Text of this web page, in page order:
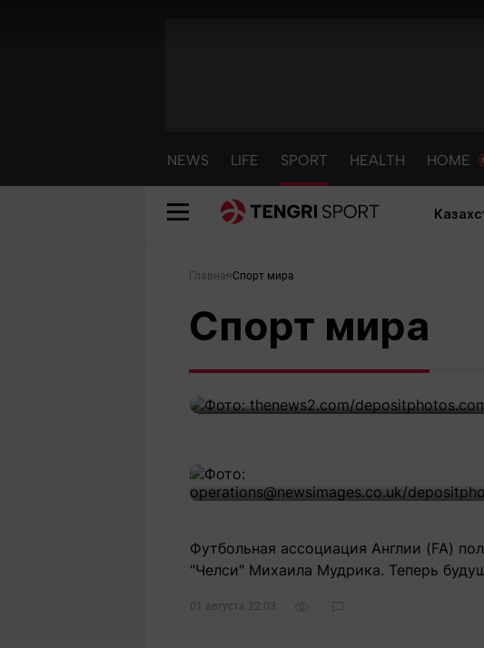
NEWS LIFE SPORT HEALTH HOME
Новости
Спецпроекты
Рейтинги
Красиво
Гороскопы
Спорт
чемпионов
Главная Спорт мира
Спорт мира
Лионель Месси
ЧМ-2026
Футбольная ассоциация Англии (FA)
"Челси" Михаила Мудрика. Теперь
01 августа 22:03